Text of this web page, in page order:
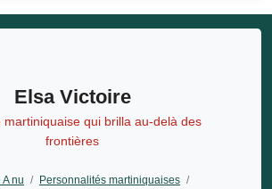
Elsa Victoire
martiniquaise qui brilla au-delà des
frontières
nu / Personnalités martiniquaises /